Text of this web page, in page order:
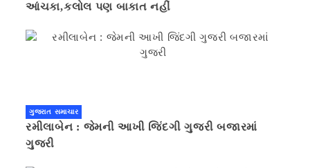
આંચકા,કલોલ પણ બાકાત નહીં
ગુજરાત સમાચાર
રમીલાબેન : જેમની આખી જિંદગી ગુજરી બજારમાં
ગુજરી